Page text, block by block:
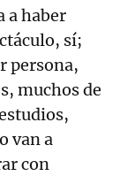
a haber
sí;
persona,
muchos de
van a
con